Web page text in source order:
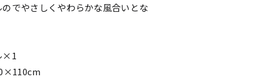
でやさしくやわらかな風合いとな
×1